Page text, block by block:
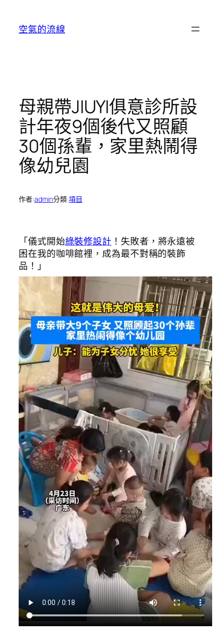
空氣的流線
母親帶JIUYI俱意診所設
計年夜9個後代又照顧
30個孫輩，家里熱鬧得
像幼兒園
作者:admin分類:項目
「儀式開始綠裝修設計 ！失敗者，將永遠被
困在我的咖啡館裡，成為最不對稱的裝飾
品！」